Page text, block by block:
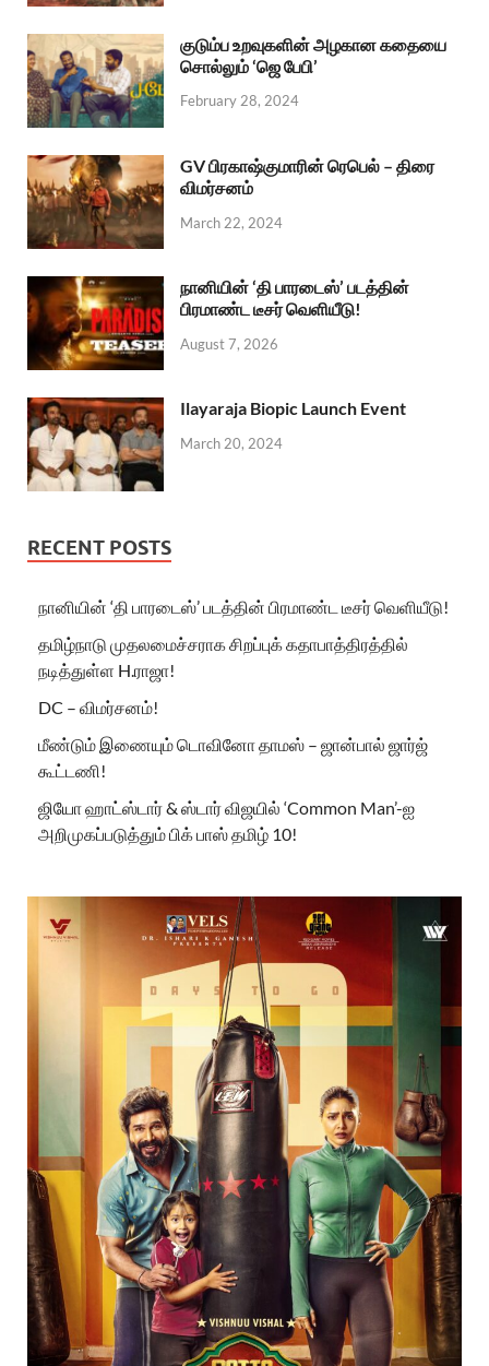
குடும்ப உறவுகளின் அழகான கதையை
சொல்லும் ‘ஜெ பேபி’
February 28, 2024
GV பிரகாஷ்குமாரின் ரெபெல் – திரை
விமர்சனம்
March 22, 2024
நானியின் ‘தி பாரடைஸ்’ படத்தின்
பிரமாண்ட டீசர் வெளியீடு!
August 7, 2026
Ilayaraja Biopic Launch Event
March 20, 2024
RECENT POSTS
நானியின் ‘தி பாரடைஸ்’ படத்தின் பிரமாண்ட டீசர் வெளியீடு!
தமிழ்நாடு முதலமைச்சராக சிறப்புக் கதாபாத்திரத்தில்
நடித்துள்ள H.ராஜா!
DC – விமர்சனம்!
மீண்டும் இணையும் டொவினோ தாமஸ் – ஜான்பால் ஜார்ஜ்
கூட்டணி!
ஜியோ ஹாட்ஸ்டார் & ஸ்டார் விஜயில் ‘Common Man’-ஐ
அறிமுகப்படுத்தும் பிக் பாஸ் தமிழ் 10!